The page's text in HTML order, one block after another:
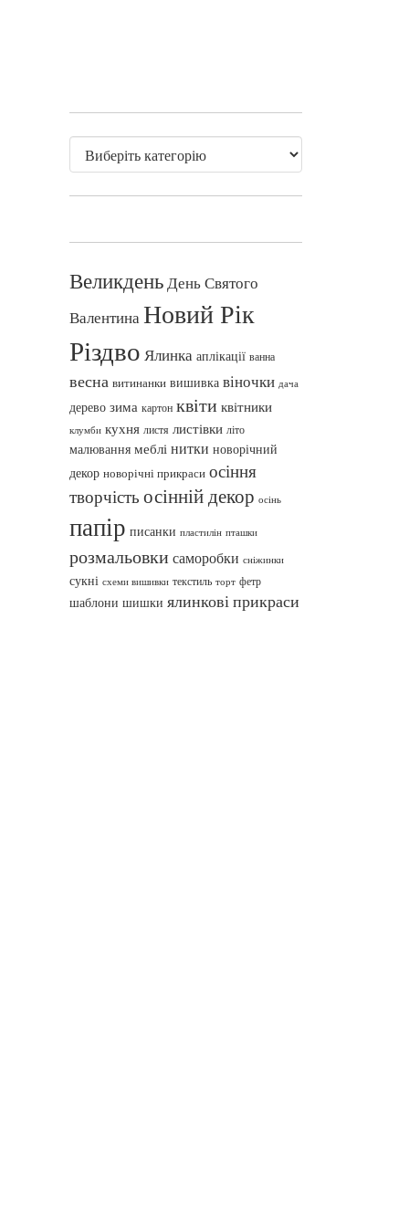
ВеликденьДень Святого
ВалентинаНовий Рік
Різдво Ялинка аплікації ванна
весна витинанки вишивка віночки дача
дерево зима картон квіти квітники
клумби кухня листя листівки літо
малювання меблі нитки новорічний
декор новорічні прикраси осіння
творчість осінній декор осінь
папір писанки пластилін пташки
розмальовки саморобки сніжинки
сукні схеми вишивки текстиль торт фетр
шаблони шишки ялинкові прикраси